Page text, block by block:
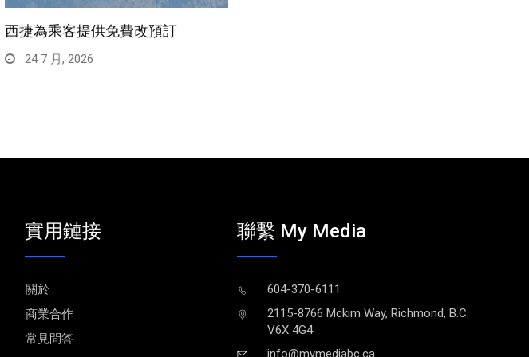
西捷為乘客提供免費改預訂
24 7 月, 2026
實用鏈接
關於
商業合作
常見問答
聯繫 My Media
604-370-6111
2115-8766 Mckim Way, Richmond, B.C.
V6X 4G4
info@mymediabc.ca